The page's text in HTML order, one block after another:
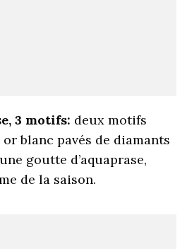
3 motifs: deux motifs
blanc pavés de diamants
goutte d’aquaprase,
de la saison.